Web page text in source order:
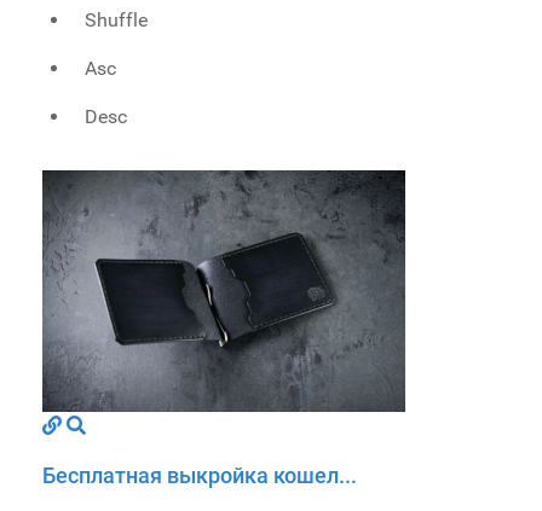
Shuffle
Asc
Desc
Бесплатная выкройка кошел...